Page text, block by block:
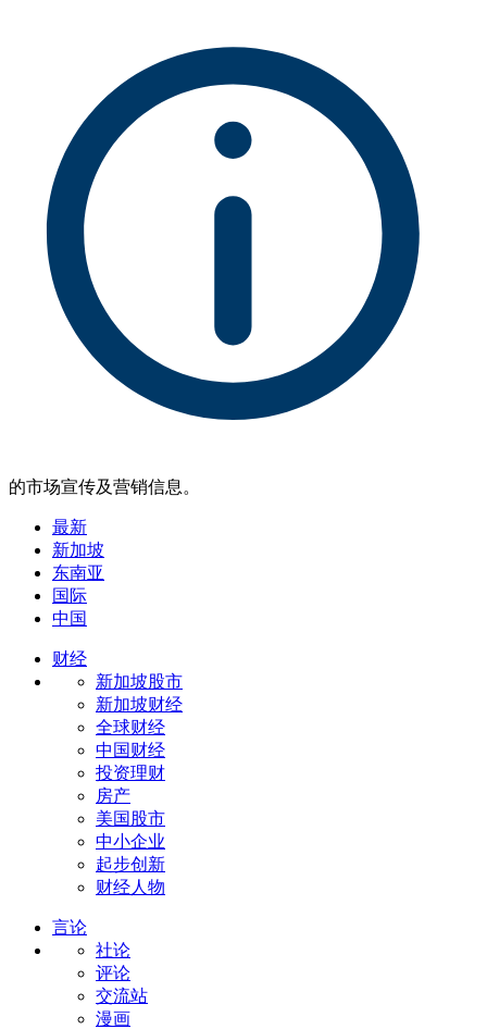
的市场宣传及营销信息。
最新
新加坡
东南亚
国际
中国
财经
新加坡股市
新加坡财经
全球财经
中国财经
投资理财
房产
美国股市
中小企业
起步创新
财经人物
言论
社论
评论
交流站
漫画